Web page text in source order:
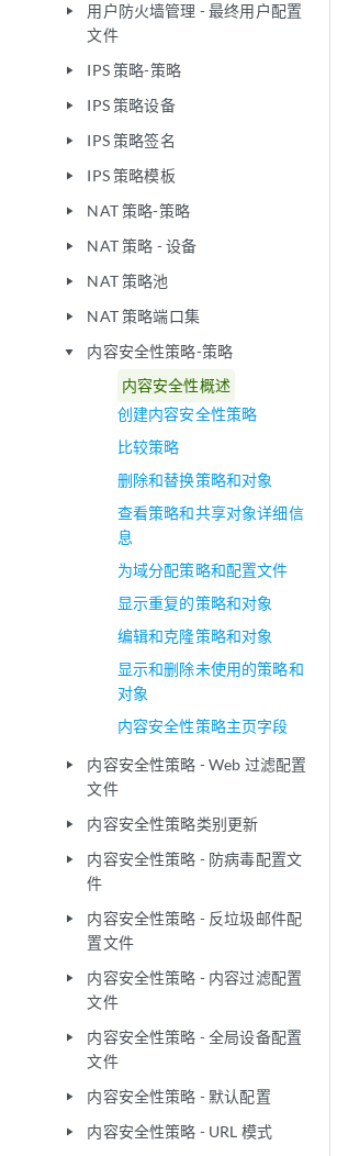
play_arrow
用户防火墙管理 - 最终用户配置
文件
play_arrow IPS 策略-策略
play_arrow IPS 策略设备
play_arrow IPS 策略签名
play_arrow IPS 策略模板
play_arrow NAT 策略-策略
play_arrow NAT 策略 - 设备
play_arrow NAT 策略池
play_arrow NAT 策略端口集
play_arrow
内容安全性策略-策略
内容安全性概述
创建内容安全性策略
比较策略
删除和替换策略和对象
查看策略和共享对象详细信
息
为域分配策略和配置文件
显示重复的策略和对象
编辑和克隆策略和对象
显示和删除未使用的策略和
对象
内容安全性策略主页字段
play_arrow
内容安全性策略 - Web 过滤配置
文件
play_arrow 内容安全性策略类别更新
play_arrow
内容安全性策略 - 防病毒配置文
件
play_arrow
内容安全性策略 - 反垃圾邮件配
置文件
play_arrow
内容安全性策略 - 内容过滤配置
文件
play_arrow
内容安全性策略 - 全局设备配置
文件
play_arrow 内容安全性策略 - 默认配置
play_arrow 内容安全性策略 - URL 模式